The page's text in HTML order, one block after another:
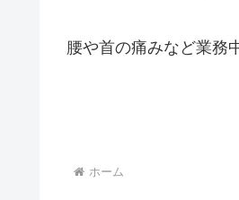
腰や首の痛みなど業務
ホーム